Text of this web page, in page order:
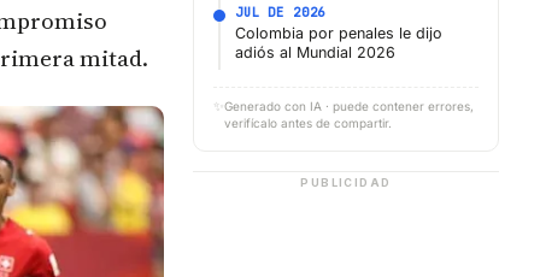
mitad.
JUL DE 2026
Colombia por penales le dijo
adiós al Mundial 2026
✨ Generado con IA · puede contener errores,
verifícalo antes de compartir.
PUBLICIDAD